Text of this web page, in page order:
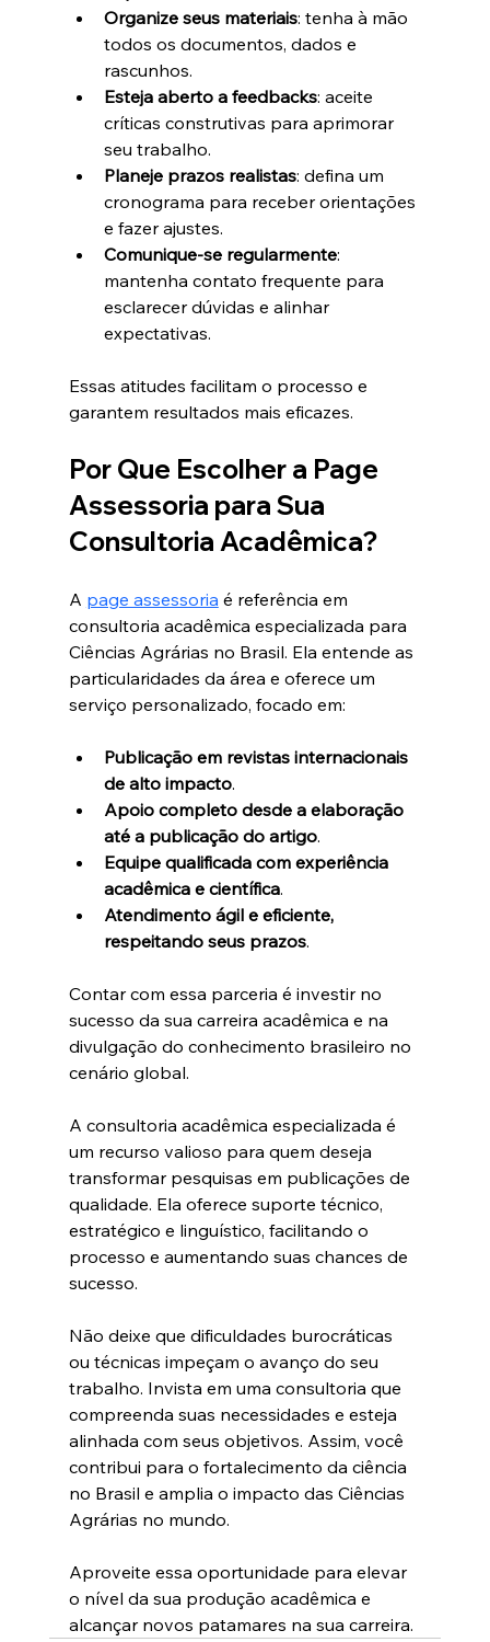
Organize seus materiais: tenha à mão
todos os documentos, dados e
rascunhos.
Esteja aberto a feedbacks: aceite
críticas construtivas para aprimorar
seu trabalho.
Planeje prazos realistas: defina um
cronograma para receber orientações
e fazer ajustes.
Comunique-se regularmente:
mantenha contato frequente para
esclarecer dúvidas e alinhar
expectativas.
Essas atitudes facilitam o processo e
garantem resultados mais eficazes.
Por Que Escolher a Page
Assessoria para Sua
Consultoria Acadêmica?
A page assessoria é referência em
consultoria acadêmica especializada para
Ciências Agrárias no Brasil. Ela entende as
particularidades da área e oferece um
serviço personalizado, focado em:
Publicação em revistas internacionais
de alto impacto.
Apoio completo desde a elaboração
até a publicação do artigo.
Equipe qualificada com experiência
acadêmica e científica.
Atendimento ágil e eficiente,
respeitando seus prazos.
Contar com essa parceria é investir no
sucesso da sua carreira acadêmica e na
divulgação do conhecimento brasileiro no
cenário global.
A consultoria acadêmica especializada é
um recurso valioso para quem deseja
transformar pesquisas em publicações de
qualidade. Ela oferece suporte técnico,
estratégico e linguístico, facilitando o
processo e aumentando suas chances de
sucesso.
Não deixe que dificuldades burocráticas
ou técnicas impeçam o avanço do seu
trabalho. Invista em uma consultoria que
compreenda suas necessidades e esteja
alinhada com seus objetivos. Assim, você
contribui para o fortalecimento da ciência
no Brasil e amplia o impacto das Ciências
Agrárias no mundo.
Aproveite essa oportunidade para elevar
o nível da sua produção acadêmica e
alcançar novos patamares na sua carreira.